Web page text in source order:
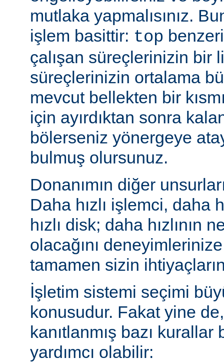
mutlaka yapmalısınız.
işlem basittir: top
çalışan süreçlerinizin bir
süreçlerinizin ortalama
mevcut bellekten bir
için ayırdıktan sonra
bölerseniz yönergeye
bulmuş olursunuz.
Donanımın diğer
Daha hızlı işlemci, daha
hızlı disk; daha hızlının
olacağını
tamamen sizin
İşletim sistemi seçimi
konusudur. Fakat yine de,
kanıtlanmış bazı
yardımcı olabilir: